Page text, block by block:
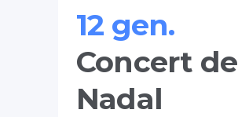
12 gen.
Concert de
Nadal